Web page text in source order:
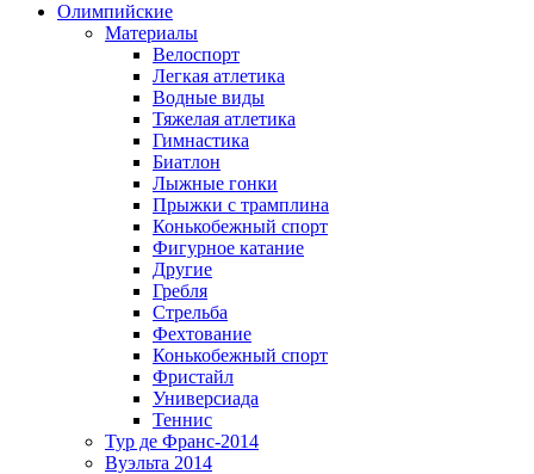
Олимпийские
Материалы
Велоспорт
Легкая атлетика
Водные виды
Тяжелая атлетика
Гимнастика
Биатлон
Лыжные гонки
Прыжки с трамплина
Конькобежный спорт
Фигурное катание
Другие
Гребля
Стрельба
Фехтование
Конькобежный спорт
Фристайл
Универсиада
Теннис
Тур де Франс-2014
Вуэльта 2014